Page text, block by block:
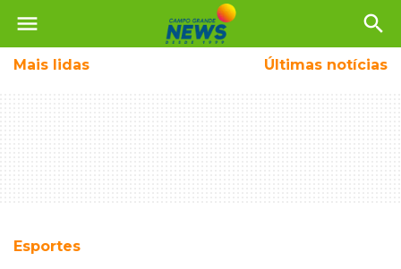
menu search
Mais lidas Últimas notícias
Esportes